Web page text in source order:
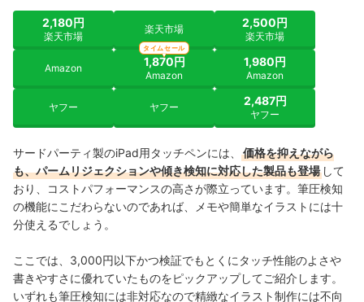
2,180円
楽天市場
Amazon
ヤフー
楽天市場
1,870円
Amazon
タイムセール
ヤフー
2,500円
楽天市場
1,980円
Amazon
2,487円
ヤフー
サードパーティ製のiPad用タッチペンには、
価格を抑えながら
も、パームリジェクションや傾き検知に対応した製品も登場 して
おり、コストパフォーマンスの高さが際立っています。筆圧検知
の機能にこだわらないのであれば、メモや簡単なイラストには十
分使えるでしょう。
ここでは、3,000円以下かつ検証でもとくにタッチ性能のよさや
書きやすさに優れていたものをピックアップしてご紹介します。
いずれも筆圧検知には非対応なので精緻なイラスト制作には不向